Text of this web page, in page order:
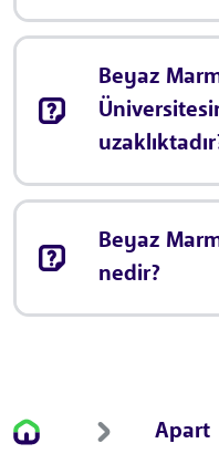
Beyaz
Beyaz
nedir?
Apart